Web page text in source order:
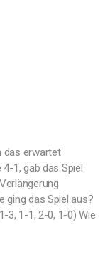
das erwartet
1, gab das Spiel
ging das Spiel aus?
3, 1-1, 2-0, 1-0) Wie